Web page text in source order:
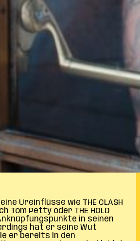
Ureinflüsse wie THE CLASH
Tom Petty oder THE HOLD
in seinen
hat er seine Wut
er bereits in den